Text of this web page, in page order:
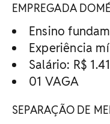
EMPREGADA
Ensino
Experiência
Salário: R$
01 VAGA
SEPARAÇÃO DE